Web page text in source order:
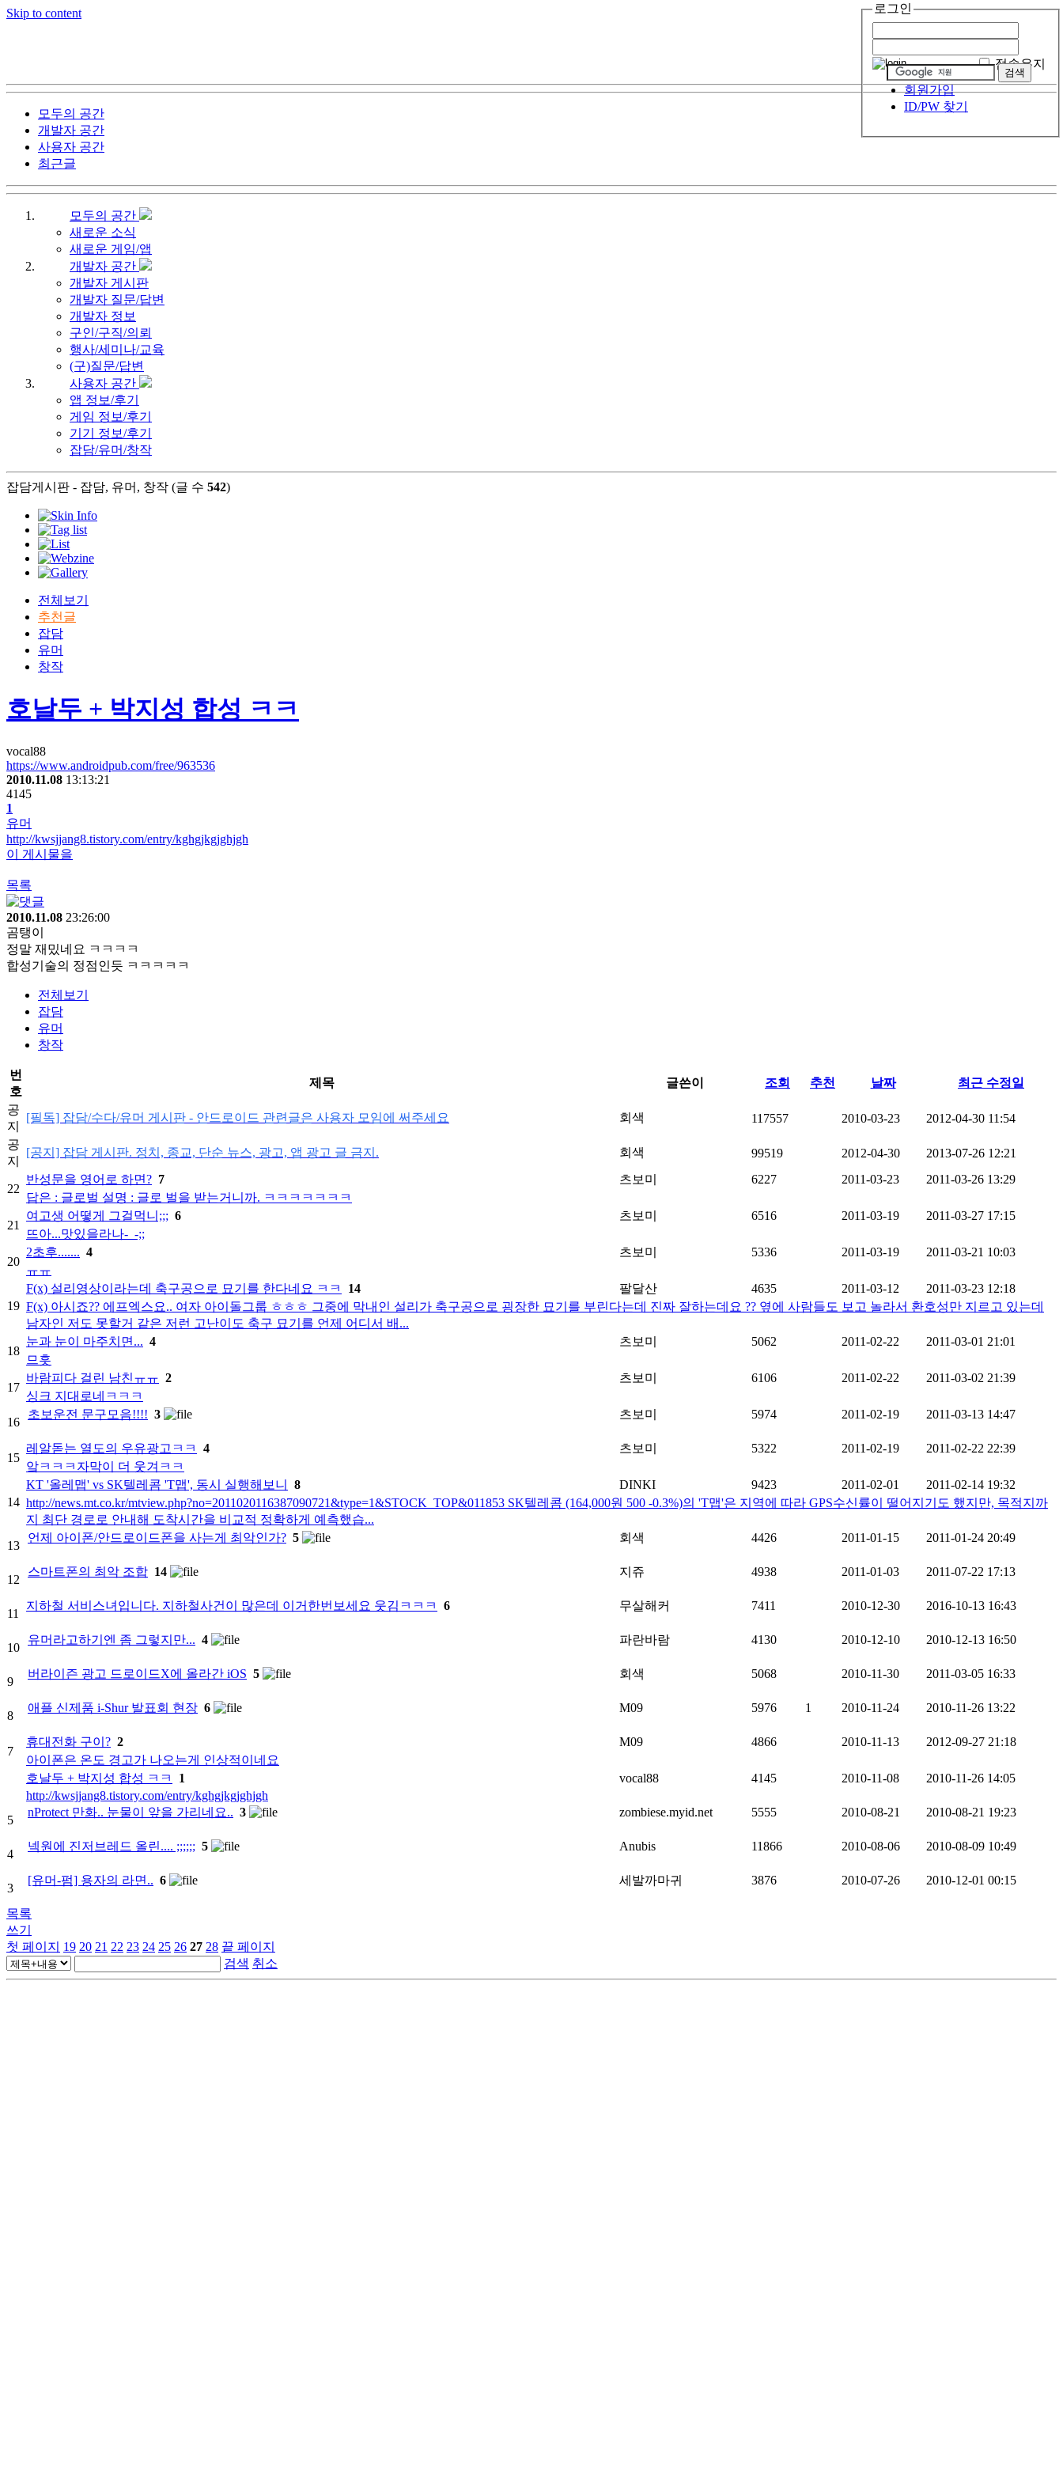
Skip to content
모두의 공간
개발자 공간
사용자 공간
최근글
로그인
접속유지
회원가입
ID/PW 찾기
모두의 공간
새로운 소식
새로운 게임/앱
개발자 공간
개발자 게시판
개발자 질문/답변
개발자 정보
구인/구직/의뢰
행사/세미나/교육
(구)질문/답변
사용자 공간
앱 정보/후기
게임 정보/후기
기기 정보/후기
잡담/유머/창작
잡담게시판 - 잡담, 유머, 창작 (글 수 542)
전체보기
추천글
잡담
유머
창작
호날두 + 박지성 합성 ㅋㅋ
vocal88
https://www.androidpub.com/free/963536
2010.11.08 13:13:21
4145
1
유머
http://kwsjjang8.tistory.com/entry/kghgjkgjghjgh
이 게시물을
목록
2010.11.08 23:26:00
곰탱이
정말 재밌네요 ㅋㅋㅋㅋ
합성기술의 정점인듯 ㅋㅋㅋㅋㅋ
전체보기
잡담
유머
창작
번
호
제목 글쓴이 조회 추천 날짜
최근 수정일
공
지
[필독] 잡담/수다/유머 게시판 - 안드로이드 관련글은 사용자 모임에 써주세요 회색 117557 2010-03-23
2012-04-30 11:54
공
지
[공지] 잡담 게시판. 정치, 종교, 단순 뉴스, 광고, 앱 광고 글 금지. 회색 99519 2012-04-30 2013-07-26 12:21
22
반성문을 영어로 하면? 7 츠보미 6227 2011-03-23
2011-03-26 13:29
답은 : 글로벌 설명 : 글로 벌을 받는거니까. ㅋㅋㅋㅋㅋㅋㅋ
21
여고생 어떻게 그걸먹니;;; 6 츠보미 6516 2011-03-19
2011-03-27 17:15
뜨아...맛있을라나-_-;;
20
2초후....... 4 츠보미 5336 2011-03-19
2011-03-21 10:03
ㅠㅠ
19
F(x) 설리영상이라는데 축구공으로 묘기를 한다네요 ㅋㅋ 14 팔달산 4635 2011-03-12
2011-03-23 12:18
F(x) 아시죠?? 에프엑스요.. 여자 아이돌그룹 ㅎㅎㅎ 그중에 막내인 설리가 축구공으로 굉장한 묘기를 부린다는데 진짜 잘하는데요 ?? 옆에 사람들도 보고 놀라서 환호성만 지르고 있는데
남자인 저도 못할거 같은 저런 고난이도 축구 묘기를 언제 어디서 배...
18
눈과 눈이 마주치면... 4 츠보미 5062 2011-02-22
2011-03-01 21:01
므흣
17
바람피다 걸린 남친ㅠㅠ 2 츠보미 6106 2011-02-22
2011-03-02 21:39
싱크 지대로네ㅋㅋㅋ
16
초보운전 문구모음!!!! 3 츠보미 5974 2011-02-19 2011-03-13 14:47
15
레알돋는 열도의 우유광고ㅋㅋ 4 츠보미 5322 2011-02-19
2011-02-22 22:39
앜ㅋㅋㅋ자막이 더 웃겨ㅋㅋ
14
KT '올레맵' vs SK텔레콤 'T맵', 동시 실행해보니 8 DINKI 9423 2011-02-01
2011-02-14 19:32
http://news.mt.co.kr/mtview.php?no=2011020116387090721&type=1&STOCK_TOP&011853 SK텔레콤 (164,000원 500 -0.3%)의 'T맵'은 지역에 따라 GPS수신률이 떨어지기도 했지만, 목적지까
지 최단 경로로 안내해 도착시간을 비교적 정확하게 예측했습...
13
언제 아이폰/안드로이드폰을 사는게 최악인가? 5 회색 4426 2011-01-15 2011-01-24 20:49
12
스마트폰의 최악 조합 14 지쥬 4938 2011-01-03 2011-07-22 17:13
11
지하철 서비스녀입니다. 지하철사건이 많은데 이거한번보세요 웃김ㅋㅋㅋ 6 무살해커 7411 2010-12-30 2016-10-13 16:43
10
유머라고하기엔 좀 그렇지만... 4 파란바람 4130 2010-12-10 2010-12-13 16:50
9
버라이즌 광고 드로이드X에 올라간 iOS 5 회색 5068 2010-11-30 2011-03-05 16:33
8
애플 신제품 i-Shur 발표회 현장 6 M09 5976 1 2010-11-24 2010-11-26 13:22
7
휴대전화 구이? 2 M09 4866 2010-11-13
2012-09-27 21:18
아이폰은 온도 경고가 나오는게 인상적이네요
호날두 + 박지성 합성 ㅋㅋ
1 vocal88 4145 2010-11-08
2010-11-26 14:05
http://kwsjjang8.tistory.com/entry/kghgjkgjghjgh
5
nProtect 만화.. 눈물이 앞을 가리네요.. 3 zombiese.myid.net 5555 2010-08-21 2010-08-21 19:23
4
넥원에 진저브레드 올린.... ;;;;;; 5 Anubis 11866 2010-08-06 2010-08-09 10:49
3
[유머-펌] 용자의 라면.. 6 세발까마귀 3876 2010-07-26 2010-12-01 00:15
목록
쓰기
첫 페이지
19 20 21 22 23 24 25 26 27 28 끝 페이지
검색 취소